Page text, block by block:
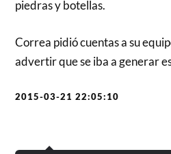
piedras y botellas.
Correa pidió cuentas a su
advertir que se iba a generar
2015-03-21 22:05:10